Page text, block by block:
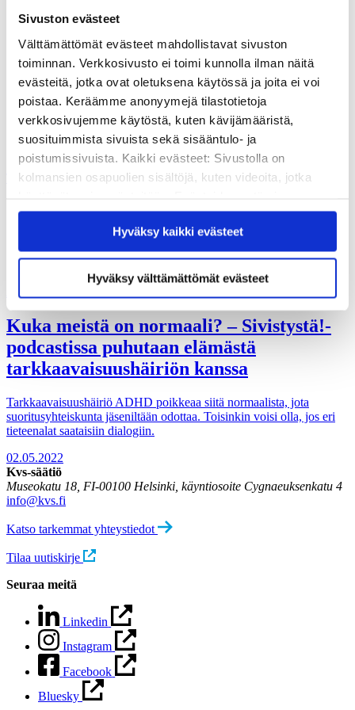
Sivuston evästeet
Välttämättömät evästeet mahdollistavat sivuston
toiminnan. Verkkosivusto ei toimi kunnolla ilman näitä
evästeitä, jotka ovat oletuksena käytössä ja joita ei voi
poistaa. Keräämme anonyymejä tilastotietoja
verkkosivujemme käytöstä, kuten kävijämääristä,
suosituimmista sivuista sekä sisääntulo- ja
poistumissivuista. Kaikki evästeet: Sivustolla on
kolmansien osapuolien sisältöjä, kuten videoita, jotka
saattaa estää näiden sisältöjen näkymisen.
Hyväksymällä kaikki evästeet varmistat, että kaikki
sisältö on käytettävissäsi.
Hyväksy kaikki evästeet
Hyväksy välttämättömät evästeet
Historia
Töihin meille?
Turvallisemman tilan periaatteet
Yhteystiedot
Medialle
Tee lahjoitus
Kvs-säätiön verkkokauppa
Yhteystiedot
Tilaa uutiskirje
oppimisvaikeudet
Kuka meistä on normaali? – Sivistystä!-
podcastissa puhutaan elämästä
tarkkaavaisuushäiriön kanssa
Tarkkaavaisuushäiriö ADHD poikkeaa siitä normaalista, jota
suoritusyhteiskunta jäseniltään odottaa. Toisinkin voisi olla, jos eri
tieteenalat saataisiin dialogiin.
02.05.2022
Kvs-säätiö
Museokatu 18, FI-00100 Helsinki, käyntiosoite Cygnaeuksenkatu 4
info@kvs.fi
Katso tarkemmat yhteystiedot
Tilaa uutiskirje
Seuraa meitä
Linkedin
Instagram
Facebook
Bluesky